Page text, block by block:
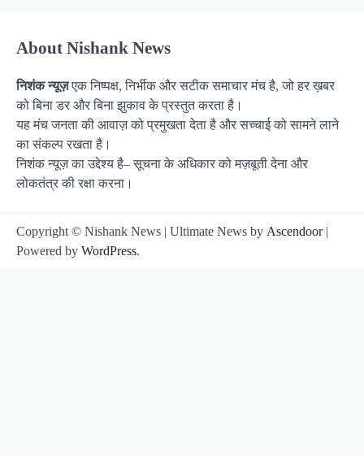
About Nishank News
निशंक न्यूज़एक निष्पक्ष, निर्भीक और सटीक समाचार मंच है, जो हर ख़बर
को बिना डर और बिना झुकाव के प्रस्तुत करता है।
यह मंच जनता की आवाज़ को प्रमुखता देता है और सच्चाई को सामने लाने
का संकल्प रखता है।
निशंक न्यूज़ का उद्देश्य है– सूचना के अधिकार को मज़बूती देना और
लोकतंत्र की रक्षा करना।
Copyright © Nishank News | Ultimate News by Ascendoor|
Powered by WordPress.